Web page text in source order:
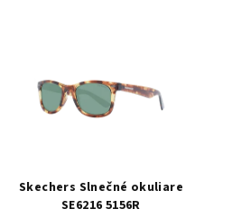
Skechers Slnečné okuliare
SE6216 5156R